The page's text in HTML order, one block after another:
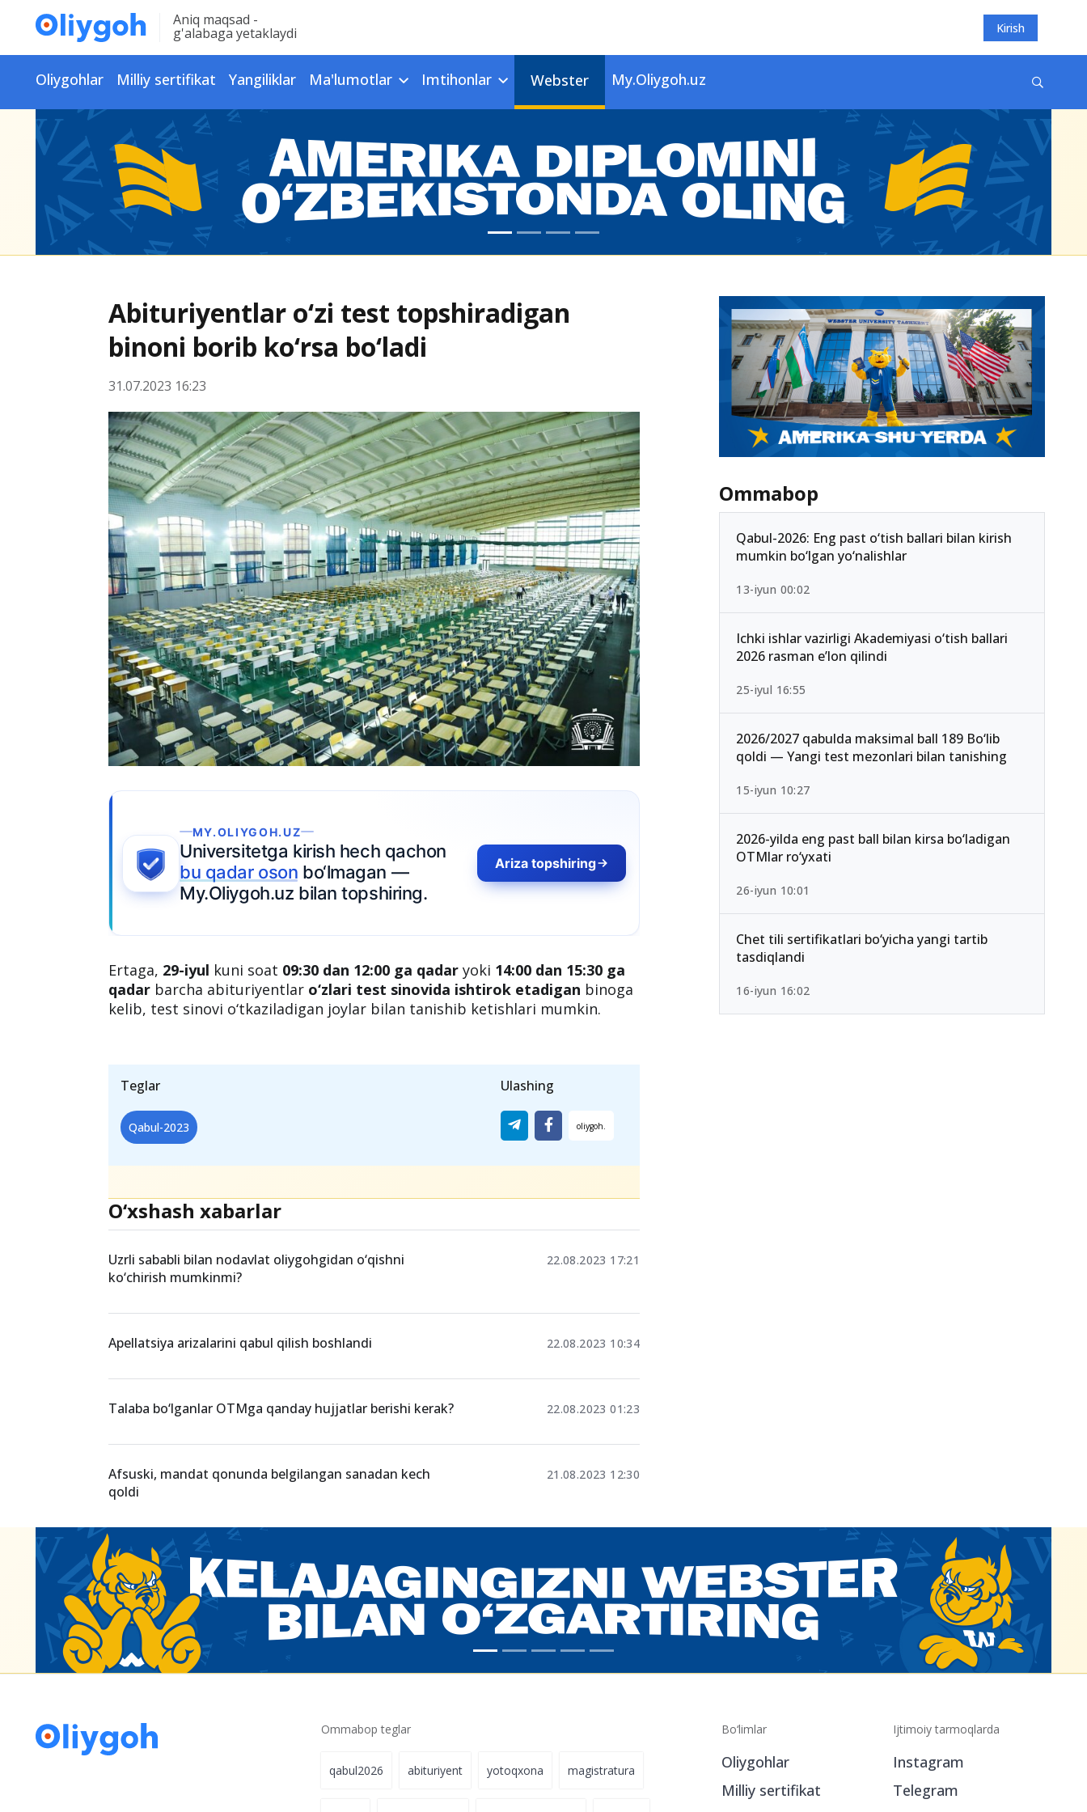
Aniq maqsad -
g'alabaga yetaklaydi Kirish
Oliygohlar Milliy sertifikat Yangiliklar Ma'lumotlar Imtihonlar Webster My.Oliygoh.uz
Abituriyentlar o‘zi test topshiradigan
binoni borib ko‘rsa bo‘ladi
31.07.2023 16:23
MY.OLIYGOH.UZ
Universitetga kirish hech qachon
bu qadar oson bo‘lmagan —
My.Oliygoh.uz bilan topshiring.
Ariza topshiring
Ertaga,
14:00 dan 15:30 ga
qadarbarcha abituriyentlar ishtirok etadigan
kelib, test sinovi o‘tkaziladigan joylar bilan tanishib ketishlari mumkin.
Teglar Ulashing
Uzrli sababli bilan nodavlat oliygohgidan o‘qishni
22.08.2023 17:21
Talaba bo‘lganlar OTMga qanday hujjatlar berishi kerak? 22.08.2023 01:23
Afsuski, mandat qonunda belgilangan sanadan kech
qoldi
21.08.2023 12:30
Ommabop
Qabul-2026: Eng past o‘tish ballari bilan kirish
mumkin bo‘lgan yo‘nalishlar
13-iyun 00:02
Ichki ishlar vazirligi Akademiyasi o‘tish ballari
2026 rasman e’lon qilindi
25-iyul 16:55
2026/2027 qabulda maksimal ball 189 Bo‘lib
qoldi — Yangi test mezonlari bilan tanishing
15-iyun 10:27
2026-yilda eng past ball bilan kirsa bo‘ladigan
OTMlar ro‘yxati
26-iyun 10:01
Chet tili sertifikatlari bo‘yicha yangi tartib
tasdiqlandi
16-iyun 16:02